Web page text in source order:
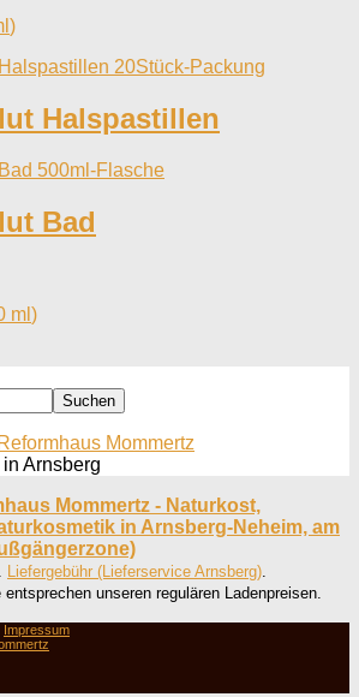
)
Halspastillen
Bad
ml )
Suchen
Arnsberg
Mommertz - Naturkost,
in Arnsberg-Neheim, am
Liefergebühr (Lieferservice Arnsberg)
unseren regulären Ladenpreisen.
Impressum